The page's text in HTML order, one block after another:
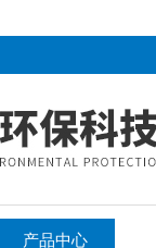
产品中心